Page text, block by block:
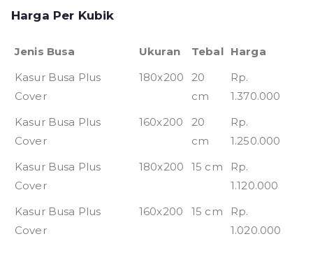
Harga Per Kubik
Jenis Busa Ukuran Tebal Harga
Kasur Busa Plus
Cover
180x200
20
cm
Rp.
1.370.000
Kasur Busa Plus
Cover
160x200
20
cm
Rp.
1.250.000
Kasur Busa Plus
Cover
180x200 15 cm
Rp.
1.120.000
Kasur Busa Plus
Cover
160x200 15 cm
Rp.
1.020.000